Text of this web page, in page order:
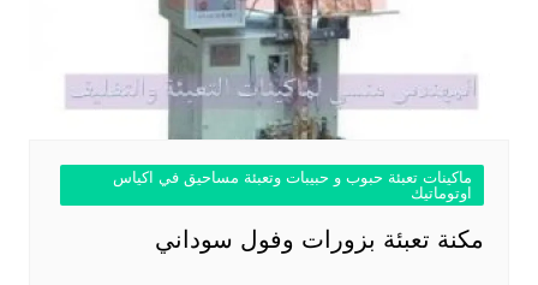
ماكينات تعبئة حبوب و حبيبات وتعبئة مساحيق في اكياس
اوتوماتيك
مكنة تعبئة بزورات وفول سوداني